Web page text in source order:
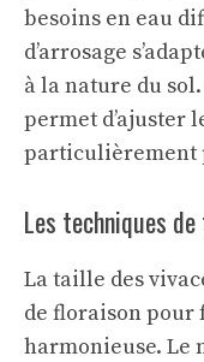
besoins en eau
d’arrosage
à la nature du
permet d’ajuster
particulièrement
Les techniques
La taille des
de floraison pour
harmonieuse. Le